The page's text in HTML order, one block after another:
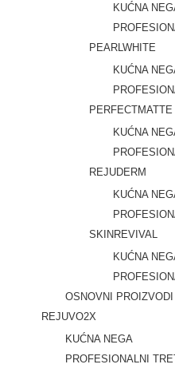
KUĆNA
PEARLWHITE
KUĆNA
PERFECTMATTE
KUĆNA
REJUDERM
KUĆNA
SKINREVIVAL
KUĆNA
OSNOVNI PROIZVODI
REJUVO2X
KUĆNA NEGA
PROFESIONALNI